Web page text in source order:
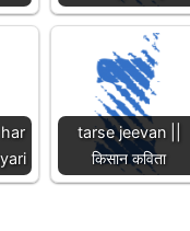
tarse jeevan ||
किसान कविता